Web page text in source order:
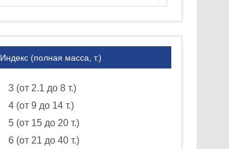
Индекс (полная масса, т.)
3 (от 2.1 до 8 т.)
4 (от 9 до 14 т.)
5 (от 15 до 20 т.)
6 (от 21 до 40 т.)